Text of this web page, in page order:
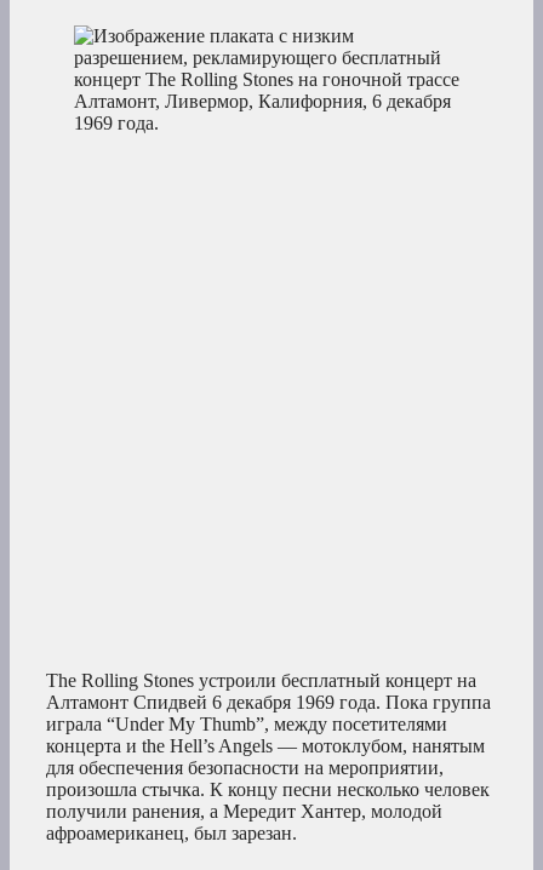
The Rolling Stones устроили бесплатный концерт на
Алтамонт Спидвей 6 декабря 1969 года. Пока группа
играла “Under My Thumb”, между посетителями
концерта и the Hell’s Angels — мотоклубом, нанятым
для обеспечения безопасности на мероприятии,
произошла стычка. К концу песни несколько человек
получили ранения, а Мередит Хантер, молодой
афроамериканец, был зарезан.